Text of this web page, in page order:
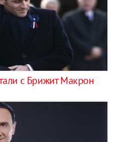
с Брижит Макрон